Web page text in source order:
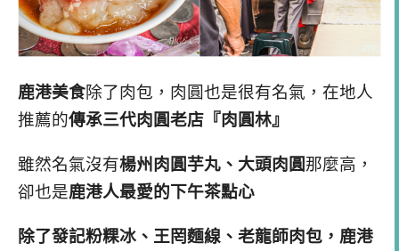
鹿港美食除了肉包，肉圓也是很有名氣， 在地人
推薦的傳承三代肉圓老店『肉圓林』
雖然名氣沒有楊州肉圓芋丸、大頭肉圓那麼高，
卻也是鹿港人最愛的下午茶點心
除了發記粉粿冰、王罔麵線、老龍師肉包，鹿港